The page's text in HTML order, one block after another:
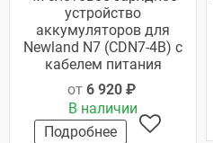
устройство
аккумуляторов для
Newland N7 (CDN7-4B) с
кабелем питания
от 6 920 ₽
В наличии
Подробнее